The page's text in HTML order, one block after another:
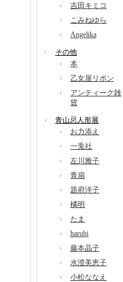
吉田キミコ
こみねゆら
Angelika
その他
本
乙女屋リボン
アンティーク雑
貨
青山忌人形展
お力添え
一兎社
左川雅子
青扇
題府洋子
橘明
たま
haruhi
藤本晶子
水澄美恵子
小松ななえ